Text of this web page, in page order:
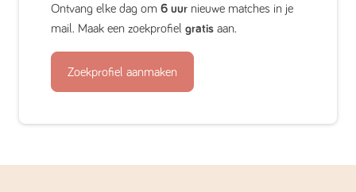
Ontvang elke dag om 6 uur nieuwe matches in je
mail. Maak een zoekprofiel gratis aan.
Zoekprofiel aanmaken